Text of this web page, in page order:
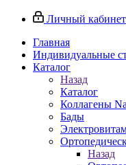
Личный кабинет
Главная
Индивидуальные
Каталог
Назад
Каталог
Коллагены
Бады
Назад